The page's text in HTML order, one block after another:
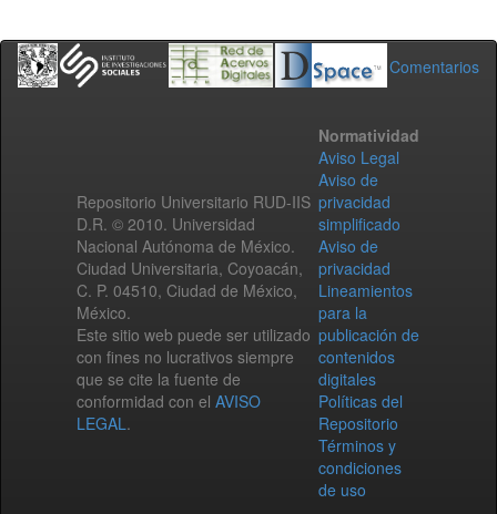
Comentarios
Repositorio Universitario RUD-IIS
D.R. © 2010. Universidad
Nacional Autónoma de México.
Ciudad Universitaria, Coyoacán,
C. P. 04510, Ciudad de México,
México.
Este sitio web puede ser utilizado
con fines no lucrativos siempre
que se cite la fuente de
conformidad con el AVISO
LEGAL.
Normatividad
Aviso Legal
Aviso de
privacidad
simplificado
Aviso de
privacidad
Lineamientos
para la
publicación de
contenidos
digitales
Políticas del
Repositorio
Términos y
condiciones
de uso